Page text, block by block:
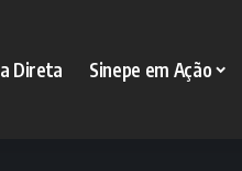
Direta Sinepe em Ação